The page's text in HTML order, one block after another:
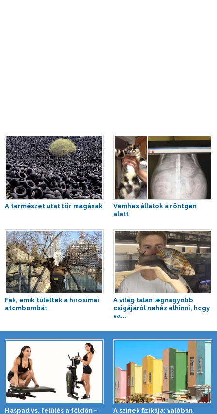
A természet utat tör magának
Vemhes állatok a röntgen
alatt
Fák, amik túlélték a hirosimai
atombombát
A világ talán legnagyobb
csigájáról nehéz elhinni, hogy
va...
Haspad vs. felülés a földön –
A színek fizikája: valóban